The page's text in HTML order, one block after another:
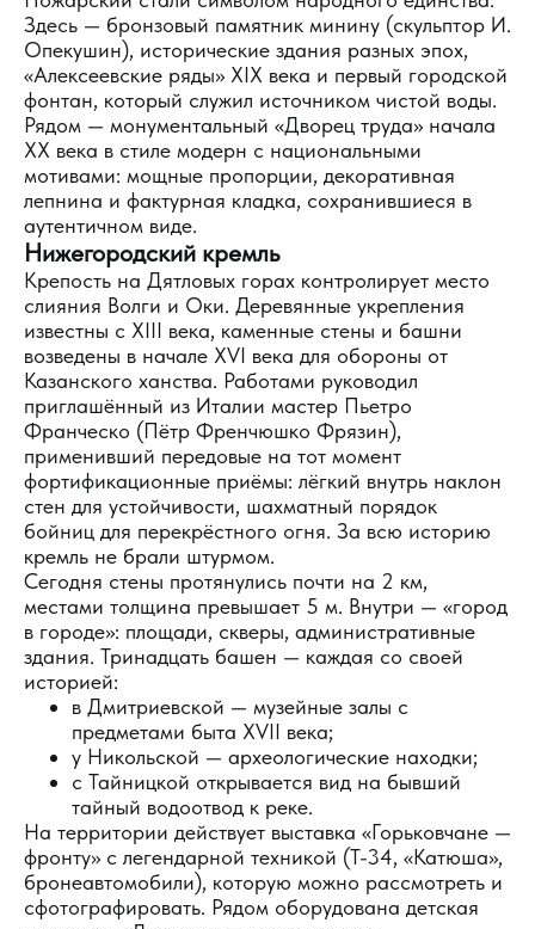
Здесь — бронзовый памятник минину (скульптор И.
Опекушин), исторические здания разных эпох,
«Алексеевские ряды» XIX века и первый городской
фонтан, который служил источником чистой воды.
Рядом — монументальный «Дворец труда» начала
XX века в стиле модерн с национальными
мотивами: мощные пропорции, декоративная
лепнина и фактурная кладка, сохранившиеся в
аутентичном виде.
Нижегородский кремль
Крепость на Дятловых горах контролирует место
слияния Волги и Оки. Деревянные укрепления
известны с XIII века, каменные стены и башни
возведены в начале XVI века для обороны от
Казанского ханства. Работами руководил
приглашённый из Италии мастер Пьетро
Франческо (Пётр Френчюшко Фрязин),
применивший передовые на тот момент
фортификационные приёмы: лёгкий внутрь наклон
стен для устойчивости, шахматный порядок
бойниц для перекрёстного огня. За всю историю
кремль не брали штурмом.
Сегодня стены протянулись почти на 2 км,
местами толщина превышает 5 м. Внутри — «город
в городе»: площади, скверы, административные
здания. Тринадцать башен — каждая со своей
историей:
в Дмитриевской — музейные залы с
предметами быта XVII века;
у Никольской — археологические находки;
с Тайницкой открывается вид на бывший
тайный водоотвод к реке.
На территории действует выставка «Горьковчане —
фронту» с легендарной техникой (Т-34, «Катюша»,
бронеавтомобили), которую можно рассмотреть и
сфотографировать. Рядом оборудована детская